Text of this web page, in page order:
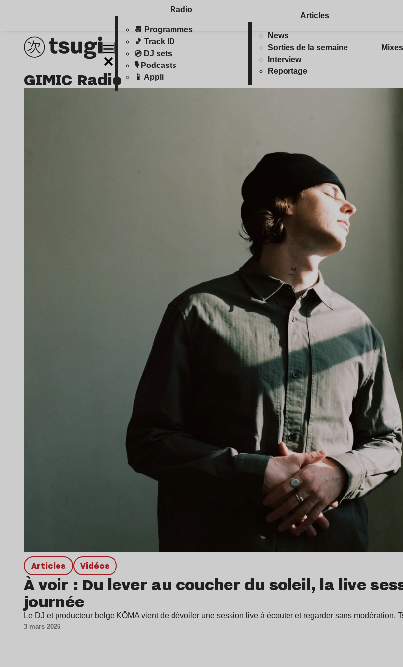
Radio
📆 Programmes
🎵 Track ID
💿 DJ sets
🎙️ Podcasts
📱 Appli
Articles
News
Sorties de la semaine
Interview
Reportage
Mixes
GIMIC Radio
Articles Vidéos
À voir : Du lever au coucher du soleil, la live
journée
Le DJ et producteur belge KŌMA vient de dévoiler une session live à écouter et regarder sans modération.
3 mars 2026